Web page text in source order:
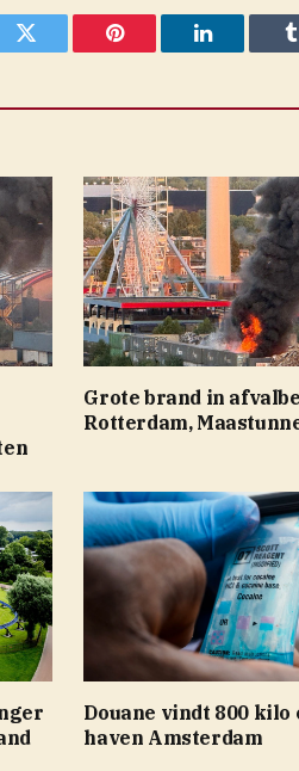
Twitter Pinterest LinkedIn
Grote brand in
Rotterdam,
Douane vindt 800 kilo
haven Amsterdam